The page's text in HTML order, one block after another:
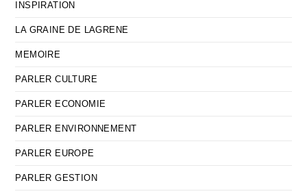
INSPIRATION
LA GRAINE DE LAGRENE
MEMOIRE
PARLER CULTURE
PARLER ECONOMIE
PARLER ENVIRONNEMENT
PARLER EUROPE
PARLER GESTION